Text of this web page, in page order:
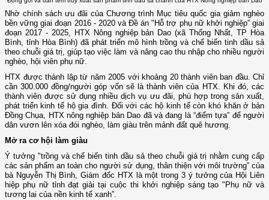
Nhờ chính sách ưu đãi của Chương trình Mục tiêu quốc gia giảm nghèo
bền vững giai đoạn 2016 - 2020 và Đề án "Hỗ trợ phụ nữ khởi nghiệp” giai
đoạn 2017 - 2025, HTX Nông nghiệp bản Dao (xã Thống Nhất, TP Hòa
Bình, tỉnh Hòa Bình) đã phát triển mô hình trồng và chế biến tinh dầu sả
theo chuỗi giá trị, giúp tạo việc làm và nâng cao thu nhập cho nhiều người
nghèo, hội viên phụ nữ.
HTX được thành lập từ năm 2005 với khoảng 20 thành viên ban đầu. Chỉ
cần 300.000 đồng/người góp vốn sẽ là thành viên của HTX. Khi đó, các
thành viên được sử dụng nhiều dịch vụ ưu đãi, phù hợp trong sản xuất,
phát triển kinh tế hộ gia đình. Đối với các hộ kinh tế còn khó khăn ở bản
Đồng Chụa, HTX nông nghiệp bản Dao đã và đang là “điểm tựa” để người
dân vươn lên xóa đói nghèo, làm giàu trên mảnh đất quê hương.
Mở ra cơ hội làm giàu
Ý tưởng "trồng và chế biến tinh dầu sả theo chuỗi giá trị nhằm cung cấp
các sản phẩm an toàn cho người sử dụng, thân thiện với môi trường” của
bà Nguyễn Thị Bình, Giám đốc HTX là một trong 3 ý tưởng của Hội Liên
hiệp phụ nữ tỉnh đạt giải tại cuộc thi khởi nghiệp sáng tạo "Phụ nữ và
tương lai của nền kinh tế xanh”.